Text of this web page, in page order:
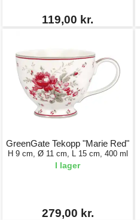
119,00 kr.
GreenGate Tekopp "Marie Red"
H 9 cm, Ø 11 cm, L 15 cm, 400 ml
I lager
279,00 kr.